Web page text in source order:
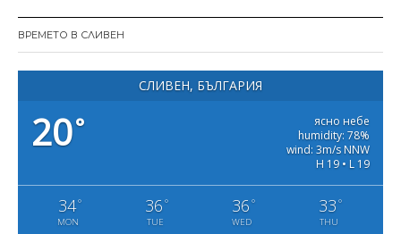
ВРЕМЕТО В СЛИВЕН
СЛИВЕН, БЪЛГАРИЯ
20°
ясно небе
humidity: 78%
wind: 3m/s NNW
H 19 • L 19
34°
MON
36 °
TUE
36 °
WED
33 °
THU